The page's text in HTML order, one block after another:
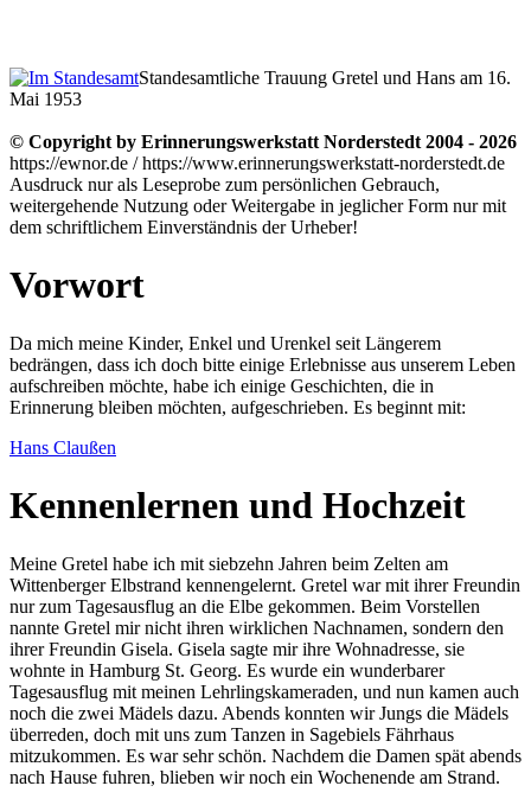
Standesamtliche Trauung Gretel und Hans am 16.
Mai 1953
© Copyright by Erinnerungswerkstatt Norderstedt 2004 - 2026
https://ewnor.de / https://www.erinnerungswerkstatt-norderstedt.de
Ausdruck nur als Leseprobe zum persönlichen Gebrauch,
weitergehende Nutzung oder Weitergabe in jeglicher Form nur mit
dem schriftlichem Einverständnis der Urheber!
Vorwort
Da mich meine Kinder, Enkel und Urenkel seit Längerem
bedrängen, dass ich doch bitte einige Erlebnisse aus unserem Leben
aufschreiben möchte, habe ich einige Geschichten, die in
Erinnerung bleiben möchten, aufgeschrieben. Es beginnt mit:
Hans Claußen
Kennenlernen und Hochzeit
Meine Gretel habe ich mit siebzehn Jahren beim Zelten am
Wittenberger Elbstrand kennengelernt. Gretel war mit ihrer Freundin
nur zum Tagesausflug an die Elbe gekommen. Beim Vorstellen
nannte Gretel mir nicht ihren wirklichen Nachnamen, sondern den
ihrer Freundin Gisela. Gisela sagte mir ihre Wohnadresse, sie
wohnte in Hamburg St. Georg. Es wurde ein wunderbarer
Tagesausflug mit meinen Lehrlingskameraden, und nun kamen auch
noch die zwei Mädels dazu. Abends konnten wir Jungs die Mädels
überreden, doch mit uns zum Tanzen in Sagebiels Fährhaus
mitzukommen. Es war sehr schön. Nachdem die Damen spät abends
nach Hause fuhren, blieben wir noch ein Wochenende am Strand.